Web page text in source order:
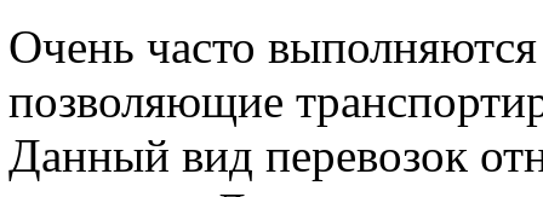
Очень часто
позволяющие
Данный вид перевозок